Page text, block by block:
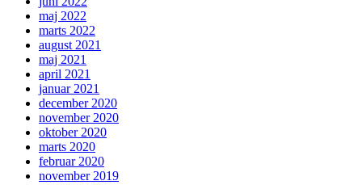
maj 2022
marts 2022
august 2021
maj 2021
april 2021
januar 2021
december 2020
november 2020
oktober 2020
marts 2020
februar 2020
november 2019